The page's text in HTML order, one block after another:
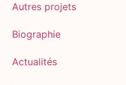
Autres projets
Biographie
Actualités